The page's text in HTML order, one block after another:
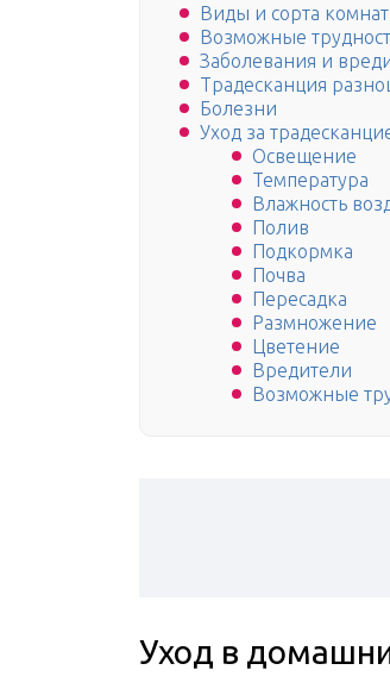
Виды и сорта
Возможные
Заболевания и
Традесканция
Болезни
Уход за
Освещение
Температура
Влажность
Полив
Подкормка
Почва
Пересадка
Размножение
Цветение
Вредители
Возможные
Уход в